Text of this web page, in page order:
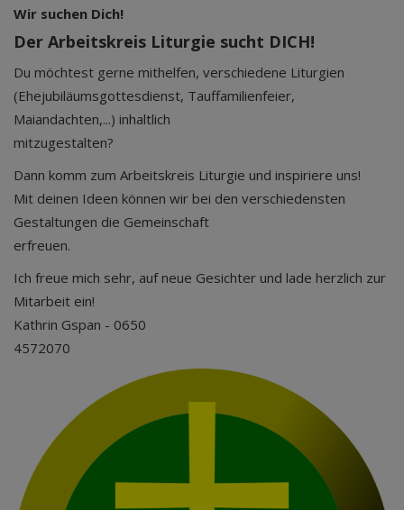
Wir suchen Dich!
Der Arbeitskreis Liturgie sucht DICH!
Du möchtest gerne mithelfen, verschiedene Liturgien
(Ehejubiläumsgottesdienst, Tauffamilienfeier,
Maiandachten,...) inhaltlich
Dann komm zum Arbeitskreis Liturgie und inspiriere uns!
Mit deinen Ideen können wir bei den verschiedensten
Gestaltungen die Gemeinschaft
Ich freue mich sehr, auf neue Gesichter und lade herzlich zur
Mitarbeit ein!
Kathrin Gspan - 0650